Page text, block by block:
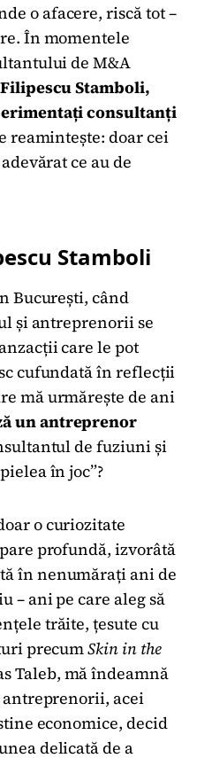
o afacere, riscă tot –
În momentele
de M&A
Stamboli,
consultanți
reamintește: doar cei
ce au de
Stamboli
București, când
și antreprenorii se
care le pot
cufundată în reflecții
mă urmărește de ani
un antreprenor
de fuziuni și
în joc”?
o curiozitate
profundă, izvorâtă
în nenumărați ani de
– ani pe care aleg să
trăite, țesute cu
precumSkin in the
Taleb, mă îndeamnă
acei
economice, decid
delicată de a